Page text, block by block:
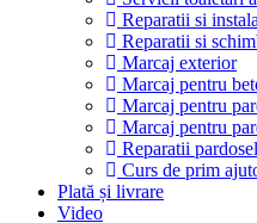
Reparatii si
Reparatii si
Marcaj exterior
Marcaj pentru
Marcaj pentru
Marcaj pentru
Reparatii
Curs de prim
Plată și livrare
Video